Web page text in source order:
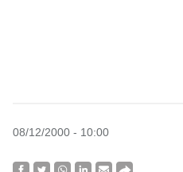
08/12/2000 - 10:00